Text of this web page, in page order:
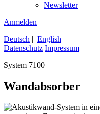
Newsletter
Anmelden
Deutsch | English
Datenschutz Impressum
System 7100
Wandabsorber